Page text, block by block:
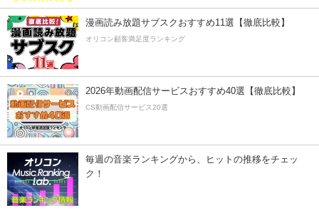
漫画読み放題サブスクおすすめ11選【徹底比較】
オリコン顧客満足度ランキング
2026年動画配信サービスおすすめ40選【徹底比較】
CS動画配信サービス20選
毎週の音楽ランキングから、ヒットの推移をチェッ
ク！